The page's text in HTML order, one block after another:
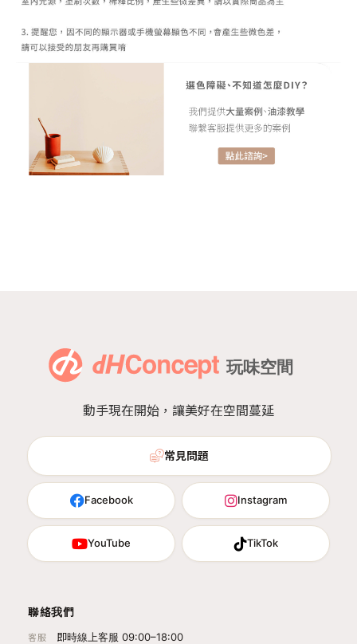
動手現在開始，讓美好在空間蔓延
常見問題
Facebook Instagram
YouTube TikTok
聯絡我們
客服 即時線上客服 09:00–18:00